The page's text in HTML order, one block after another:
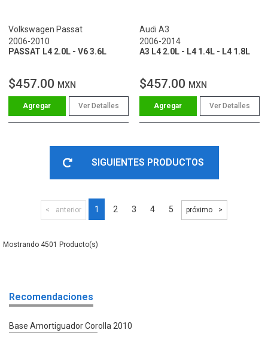
Volkswagen Passat
2006-2010
PASSAT L4 2.0L - V6 3.6L
$457.00 MXN
Ver Detalles
Audi A3
2006-2014
A3 L4 2.0L - L4 1.4L - L4 1.8L
$457.00 MXN
Ver Detalles
SIGUIENTES PRODUCTOS
anterior 1 2 3 4 5 próximo
4501
Recomendaciones
Base Amortiguador Corolla 2010